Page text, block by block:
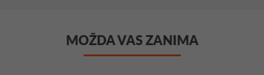
MOŽDA VAS ZANIMA